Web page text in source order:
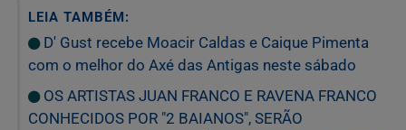
LEIA TAMBÉM:
D' Gust recebe Moacir Caldas e Caique Pimenta
com o melhor do Axé das Antigas neste sábado
OS ARTISTAS JUAN FRANCO E RAVENA FRANCO
CONHECIDOS POR "2 BAIANOS", SERÃO